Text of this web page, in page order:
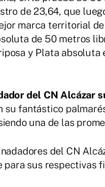
de 23,64, que
marca territorial
de 50 metros
y Plata
del CN Alcázar
su fantástico
una de las
del CN
para sus respectivas